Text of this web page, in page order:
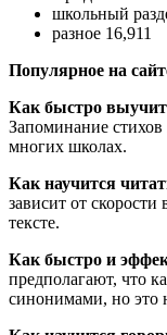
школьный
разное 16,911
Популярное на
Как быстро
Запоминание стихов
многих школах.
Как научится
зависит от скорости
тексте.
Как быстро и
предполагают, что
синонимами, но это